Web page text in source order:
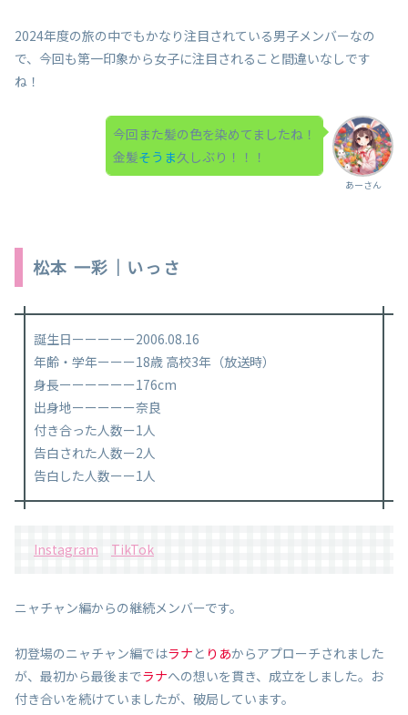
2024年度の旅の中でもかなり注目されている男子メンバーなの
で、今回も第一印象から女子に注目されること間違いなしです
ね！
あーさん
今回また髪の色を染めてましたね！
金髪そうま久しぶり！！！
松本 一彩｜いっさ
誕生日ーーーーー2006.08.16
年齢・学年ーーー18歳 高校3年（放送時）
身長ーーーーーー176cm
出身地ーーーーー奈良
付き合った人数ー1人
告白された人数ー2人
告白した人数ーー1人
Instagram TikTok
ニャチャン編からの継続メンバーです。
初登場のニャチャン編ではラナ と りあからアプローチされました
が、最初から最後までラナへの想いを貫き、成立をしました。お
付き合いを続けていましたが、破局しています。